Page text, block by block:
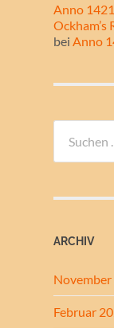
Anno
bei Anno
nach:
ARCHIV
Februar